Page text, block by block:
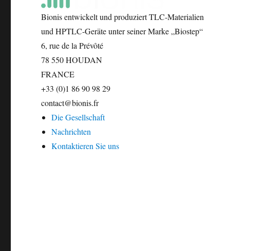
Bionis entwickelt und produziert TLC-Materialien
und HPTLC-Geräte unter seiner Marke „Biostep“
6, rue de la Prévôté
78 550 HOUDAN
FRANCE
+33 (0)1 86 90 98 29
contact@bionis.fr
Die Gesellschaft
Nachrichten
Kontaktieren Sie uns